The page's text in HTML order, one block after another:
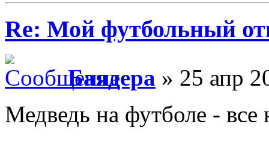
Re: Мой футбольный
Баядера » 25 апр
Медведь на футболе - все